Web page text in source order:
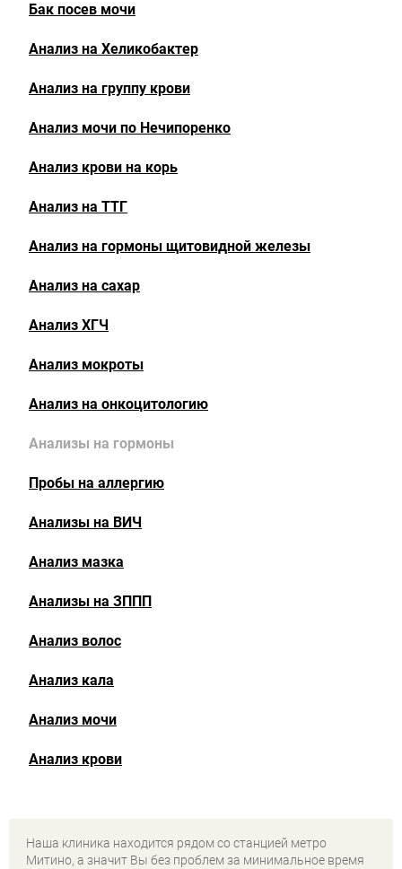
Бак посев мочи
Анализ на Хеликобактер
Анализ на группу крови
Анализ мочи по Нечипоренко
Анализ крови на корь
Анализ на ТТГ
Анализ на гормоны щитовидной железы
Анализ на сахар
Анализ ХГЧ
Анализ мокроты
Анализ на онкоцитологию
Анализы на гормоны
Пробы на аллергию
Анализы на ВИЧ
Анализ мазка
Анализы на ЗППП
Анализ волос
Анализ кала
Анализ мочи
Анализ крови
Наша клиника находится рядом со станцией метро
Митино, а значит Вы без проблем за минимальное время